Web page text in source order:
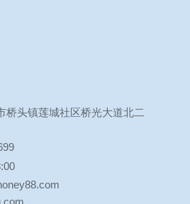
桥头镇莲城社区桥光大道北二